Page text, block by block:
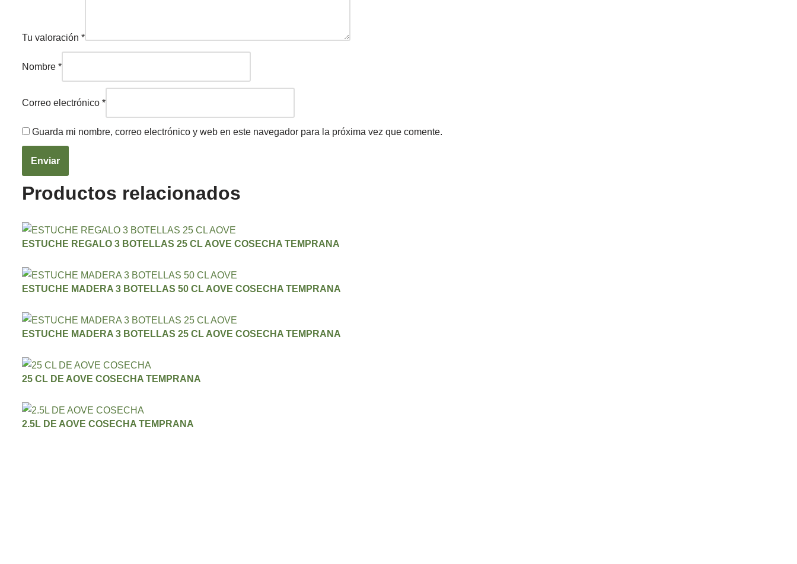
Tu valoración *
Nombre *
Correo electrónico *
Guarda mi nombre, correo electrónico y web en este navegador para la próxima vez que comente.
Productos relacionados
ESTUCHE REGALO 3 BOTELLAS 25 CL AOVE COSECHA TEMPRANA
ESTUCHE MADERA 3 BOTELLAS 50 CL AOVE COSECHA TEMPRANA
ESTUCHE MADERA 3 BOTELLAS 25 CL AOVE COSECHA TEMPRANA
25 CL DE AOVE COSECHA TEMPRANA
2.5L DE AOVE COSECHA TEMPRANA